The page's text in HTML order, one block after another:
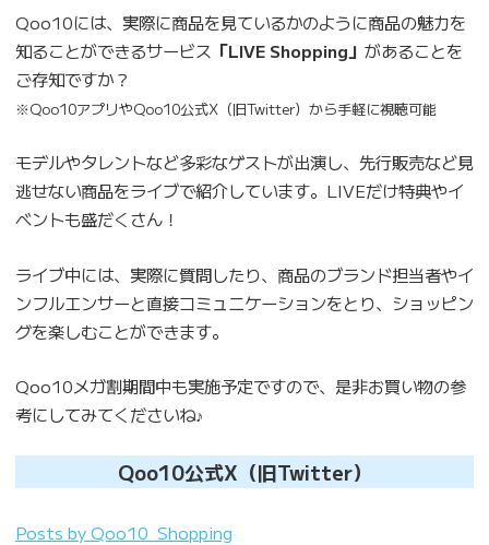
Qoo10には、実際に商品を見ているかのように商品の魅力を
知ることができるサービス 「LIVE Shopping」 があることを
ご存知ですか？
※Qoo10アプリやQoo10公式X（旧Twitter）から手軽に視聴可能
モデルやタレントなど多彩なゲストが出演し、先行販売など見
逃せない商品をライブで紹介しています。LIVEだけ特典やイ
ベントも盛だくさん！
ライブ中には、実際に質問したり、商品のブランド担当者やイ
ンフルエンサーと直接コミュニケーションをとり、ショッピン
グを楽しむことができます。
Qoo10メガ割期間中も実施予定ですので、是非お買い物の参
考にしてみてくださいね♪
Qoo10公式X（旧Twitter）
Posts by Qoo10_Shopping